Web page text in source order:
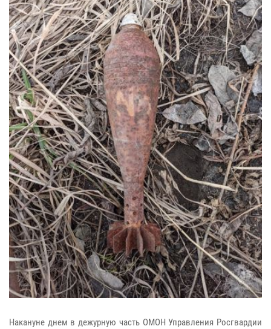
Накануне днем в дежурную часть ОМОН Управления Росгвардии